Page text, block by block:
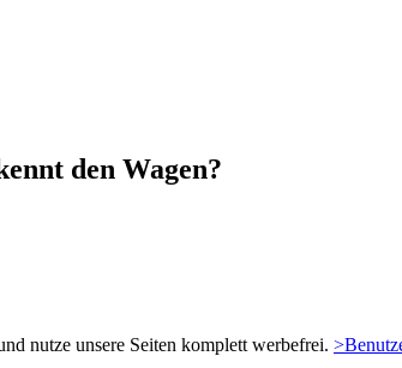
den Wagen?
nutze unsere Seiten komplett werbefrei.